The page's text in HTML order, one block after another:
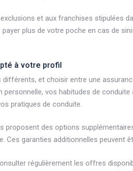
et aux franchises stipulées
plus de votre poche en cas de
à votre profil
et choisir entre une
vos habitudes de
pratiques de conduite.
proposent des options
Ces garanties additionnelles
régulièrement les offres